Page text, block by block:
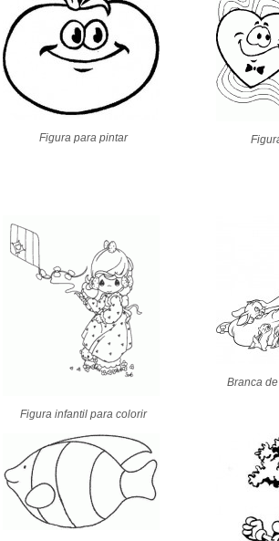
Figura para pintar
Figura infantil para colorir
Branca